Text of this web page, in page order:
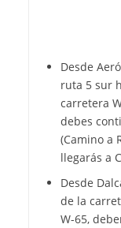
Desde
ruta 5 sur
carretera
debes
(Camino a
llegarás a
Desde
de la
W-65,